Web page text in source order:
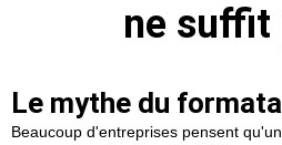
ne suffit
Le mythe du
Beaucoup d'entreprises pensent